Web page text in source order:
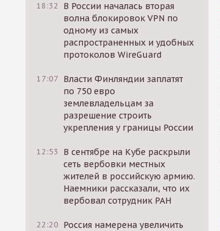
18:32
В России началась вторая
волна блокировок VPN по
одному из самых
распространенных и удобных
протоколов WireGuard
17:07 Власти Финляндии заплатят
по 750 евро
землевладельцам за
разрешение строить
укрепления у границы России
12:53
В сентябре на Кубе раскрыли
сеть вербовки местных
жителей в российскую армию.
Наемники рассказали, что их
вербовал сотрудник РАН
22:20 Россия намерена увеличить